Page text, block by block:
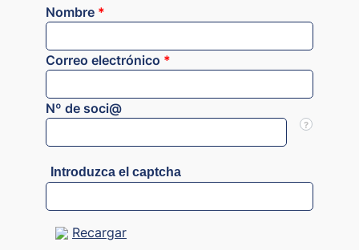
Nombre *
Correo electrónico *
Nº de soci@
?
Introduzca el captcha
Recargar